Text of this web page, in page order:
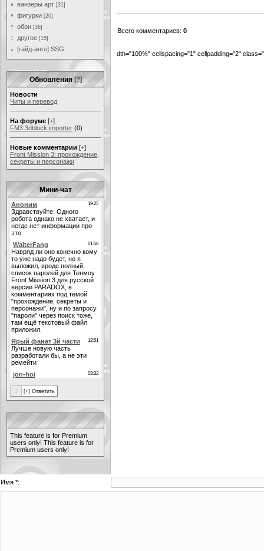
ванзеры арт [31]
фигурки [20]
обои [36]
другое [15]
[гайд-англ] SSG
Обновления [?]
Новости
Читы и перевод
На форуме [+]
FM3 3dblock importer (0)
Новые комментарии [+]
Front Mission 3: прохождение,
секреты и персонажи
Мини-чат
This feature is for Premium
users only! This feature is for
Premium users only!
Всего комментариев: 0
dth="100%" cellspacing="1" cellpadding="2"
Имя *: